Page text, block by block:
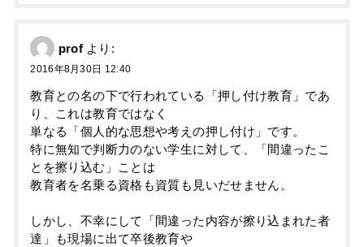
prof より:
2016年8月30日 12:40
教育との名の下で行われている「押し付け教育」であ
り、これは教育ではなく
単なる「個人的な思想や考えの押し付け」です。
特に無知で判断力のない学生に対して、「間違ったこ
とを擦り込む」ことは
教育者を名乗る資格も資質も見いだせません。
しかし、不幸にして「間違った内容が擦り込まれた者
達」も現場に出て卒後教育や